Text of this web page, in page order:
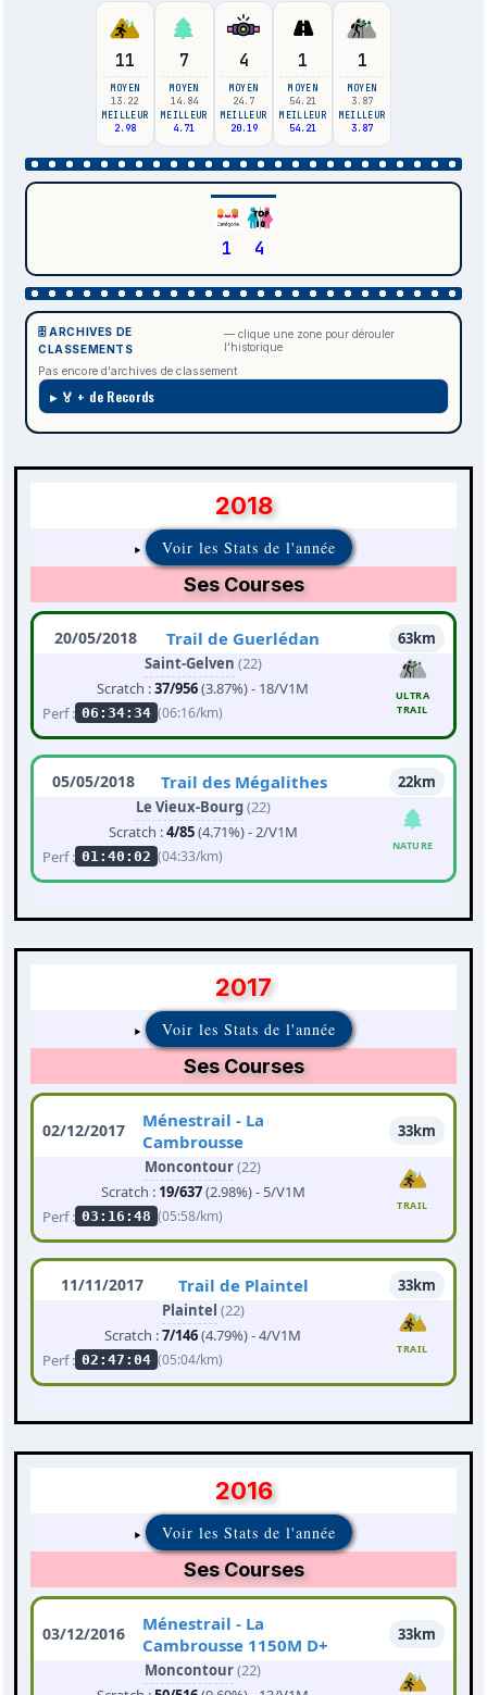
11
MOYEN
13.22
MEILLEUR
2.98
7
MOYEN
14.84
MEILLEUR
4.71
4
MOYEN
24.7
MEILLEUR
20.19
1
MOYEN
54.21
MEILLEUR
54.21
1
MOYEN
3.87
MEILLEUR
3.87
1 4
🗄️ ARCHIVES DE
CLASSEMENTS
— clique une zone pour dérouler
l'historique
Pas encore d'archives de classement
🏅 + de Records
2018
Voir les Stats de l'année
Ses Courses
20/05/2018 Trail de Guerlédan
63km
Saint-Gelven (22)
Scratch :37/956(3.87%) - 18/V1M
Perf : 06:34:34 (06:16/km)
ULTRA
TRAIL
05/05/2018 Trail des Mégalithes
22km
Le Vieux-Bourg(22)
Scratch :4/85(4.71%) - 2/V1M
Perf : 01:40:02 (04:33/km)
NATURE
2017
Voir les Stats de l'année
Ses Courses
02/12/2017
Ménestrail - La
Cambrousse
33km
Moncontour(22)
Scratch : 19/637(2.98%) - 5/V1M
Perf : 03:16:48 (05:58/km)
TRAIL
11/11/2017 Trail de Plaintel
33km
Plaintel (22)
Scratch :7/146(4.79%) - 4/V1M
Perf : 02:47:04 (05:04/km)
TRAIL
2016
Voir les Stats de l'année
Ses Courses
03/12/2016
Ménestrail - La
Cambrousse 1150M D+
33km
Moncontour(22)